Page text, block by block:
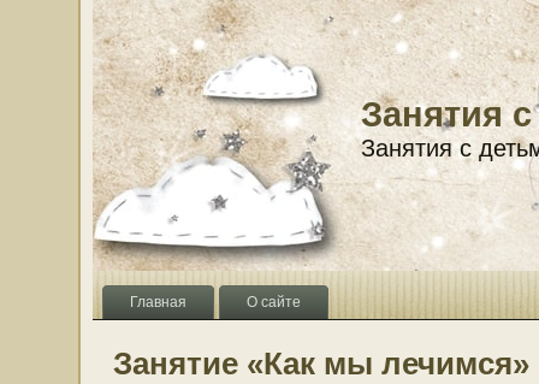
Занятия
Занятия с
Главная О сайте
Занятие «Как мы лечимся»